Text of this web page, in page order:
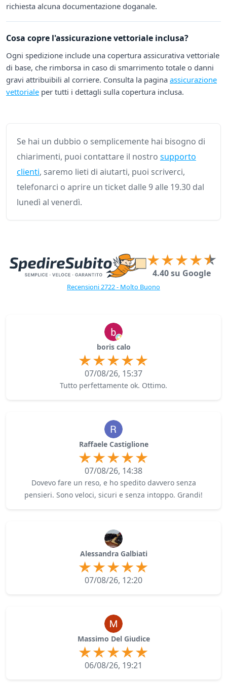
richiesta alcuna documentazione doganale.
Cosa copre l'assicurazione vettoriale inclusa?
Ogni spedizione include una copertura assicurativa vettoriale
di base, che rimborsa in caso di smarrimento totale o danni
gravi attribuibili al corriere. Consulta la pagina assicurazione
vettoriale per tutti i dettagli sulla copertura inclusa.
Se hai un dubbio o semplicemente hai bisogno di
chiarimenti, puoi contattare il nostro supporto
clienti, saremo lieti di aiutarti, puoi scriverci,
telefonarci o aprire un ticket dalle 9 alle 19.30 dal
lunedì al venerdì.
4.40 su Google
Recensioni 2722 - Molto Buono
boris calo
07/08/26, 15:37
Tutto perfettamente ok. Ottimo.
Raffaele Castiglione
07/08/26, 14:38
Dovevo fare un reso, e ho spedito davvero senza
pensieri. Sono veloci, sicuri e senza intoppo. Grandi!
Alessandra Galbiati
07/08/26, 12:20
Massimo Del Giudice
06/08/26, 19:21